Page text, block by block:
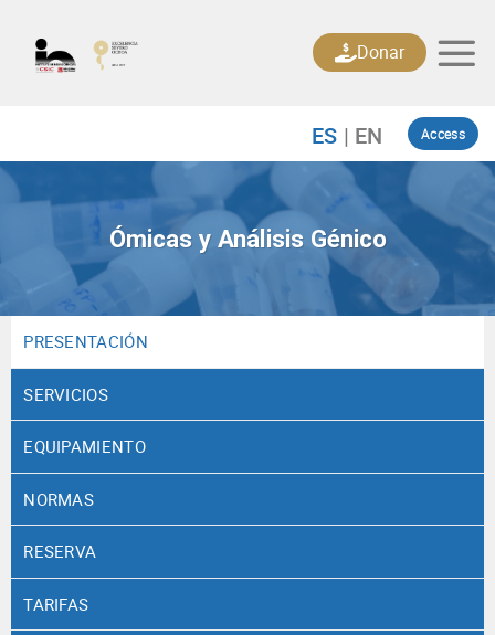
content
Access
Donar
Ómicas y Análisis Génico
PRESENTACIÓN
SERVICIOS
EQUIPAMIENTO
NORMAS
RESERVA
TARIFAS